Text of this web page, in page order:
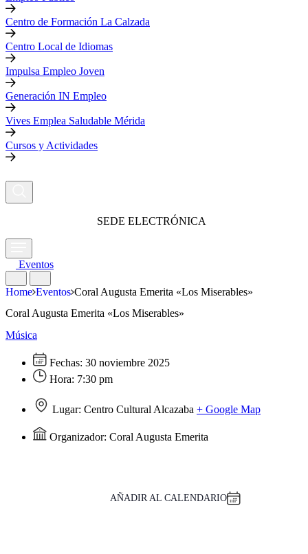
Centro de Formación La Calzada
Centro Local de Idiomas
Impulsa Empleo Joven
Generación IN Empleo
Vives Emplea Saludable Mérida
Cursos y Actividades
SEDE ELECTRÓNICA
Eventos
Home Eventos Coral Augusta Emerita «Los Miserables»
Coral Augusta Emerita «Los Miserables»
Música
Fechas: 30 noviembre 2025
Hora: 7:30 pm
Lugar: Centro Cultural Alcazaba + Google Map
Organizador: Coral Augusta Emerita
AÑADIR AL CALENDARIO